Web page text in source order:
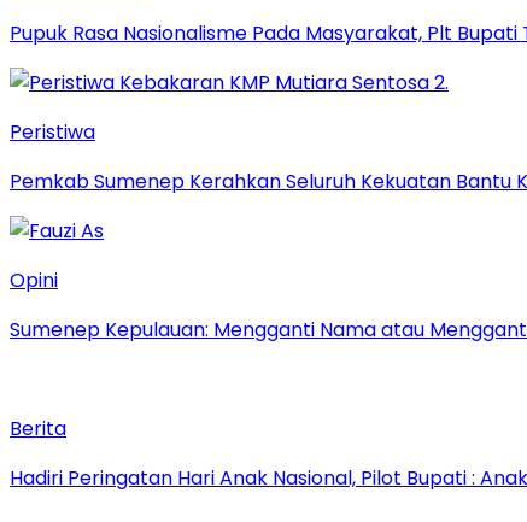
Pupuk Rasa Nasionalisme Pada Masyarakat, Plt
Peristiwa
Pemkab Sumenep Kerahkan Seluruh Kekuatan Bantu
Opini
Sumenep Kepulauan: Mengganti Nama atau
Berita
Hadiri Peringatan Hari Anak Nasional, Pilot Bupati :